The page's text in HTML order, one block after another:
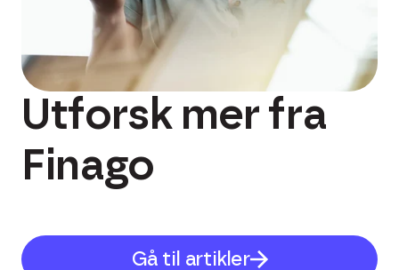
Utforsk mer fra
Finago
Gå til artikler